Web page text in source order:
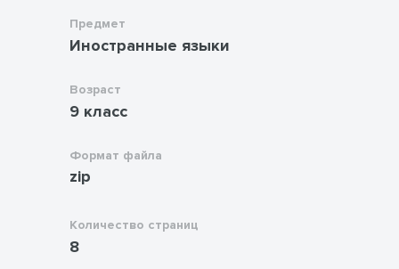
Предмет
Иностранные языки
Возраст
9 класс
Формат файла
zip
Количество страниц
8